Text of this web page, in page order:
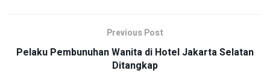
Previous Post
Pelaku Pembunuhan Wanita di Hotel Jakarta Selatan
Ditangkap